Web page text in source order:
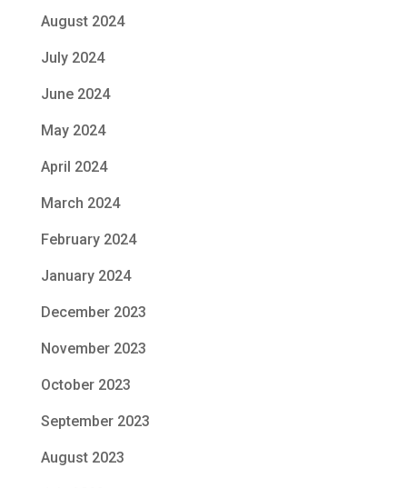
August 2024
July 2024
June 2024
May 2024
April 2024
March 2024
February 2024
January 2024
December 2023
November 2023
October 2023
September 2023
August 2023